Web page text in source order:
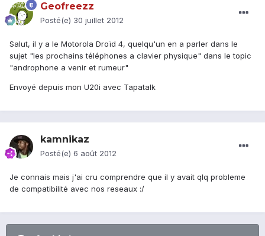
Geofreezz
Posté(e) 30 juillet 2012
Salut, il y a le Motorola Droïd 4, quelqu'un en a parler dans le
sujet "les prochains téléphones a clavier physique" dans le topic
"androphone a venir et rumeur"
Envoyé depuis mon U20i avec Tapatalk
kamnikaz
Posté(e) 6 août 2012
Je connais mais j'ai cru comprendre que il y avait qlq probleme
de compatibilité avec nos reseaux :/